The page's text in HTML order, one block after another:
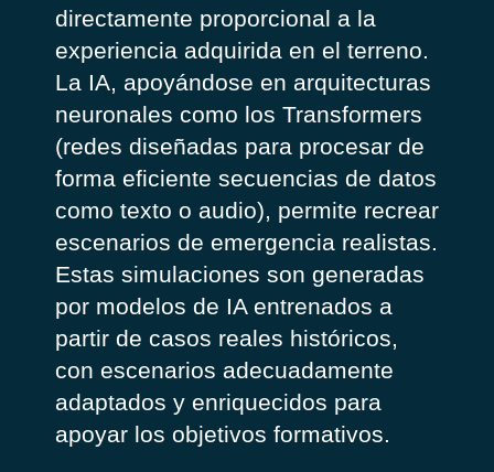
directamente proporcional a la
experiencia adquirida en el terreno.
La IA, apoyándose en arquitecturas
neuronales como los Transformers
(redes diseñadas para procesar de
forma eficiente secuencias de datos
como texto o audio), permite recrear
escenarios de emergencia realistas.
Estas simulaciones son generadas
por modelos de IA entrenados a
partir de casos reales históricos,
con escenarios adecuadamente
adaptados y enriquecidos para
apoyar los objetivos formativos.